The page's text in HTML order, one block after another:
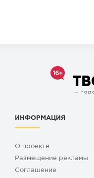
ИНФОРМАЦИЯ
О проекте
Размещение рекламы
Cоглашение